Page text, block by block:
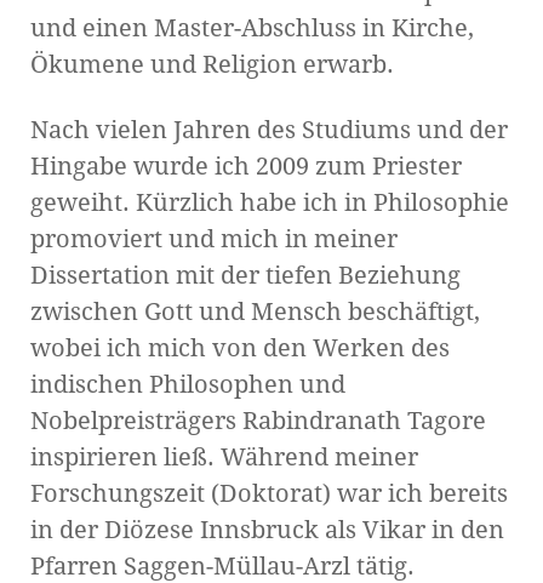
und einen Master-Abschluss in Kirche,
Ökumene und Religion erwarb.
Nach vielen Jahren des Studiums und der
Hingabe wurde ich 2009 zum Priester
geweiht. Kürzlich habe ich in Philosophie
promoviert und mich in meiner
Dissertation mit der tiefen Beziehung
zwischen Gott und Mensch beschäftigt,
wobei ich mich von den Werken des
indischen Philosophen und
Nobelpreisträgers Rabindranath Tagore
inspirieren ließ. Während meiner
Forschungszeit (Doktorat) war ich bereits
in der Diözese Innsbruck als Vikar in den
Pfarren Saggen-Müllau-Arzl tätig.